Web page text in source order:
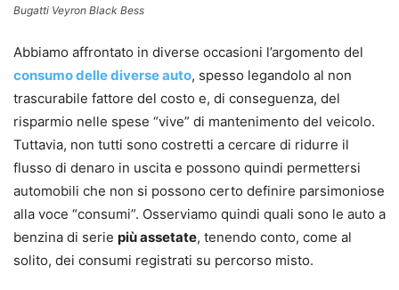
Bugatti Veyron Black Bess
Abbiamo affrontato in diverse occasioni l’argomento del
consumo delle diverse auto, spesso legandolo al non
trascurabile fattore del costo e, di conseguenza, del
risparmio nelle spese “vive” di mantenimento del veicolo.
Tuttavia, non tutti sono costretti a cercare di ridurre il
flusso di denaro in uscita e possono quindi permettersi
automobili che non si possono certo definire parsimoniose
alla voce “consumi”. Osserviamo quindi quali sono le auto a
benzina di serie più assetate, tenendo conto, come al
solito, dei consumi registrati su percorso misto.